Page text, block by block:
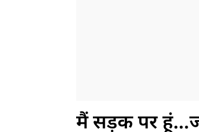
मैं सड़क पर हूं…जब